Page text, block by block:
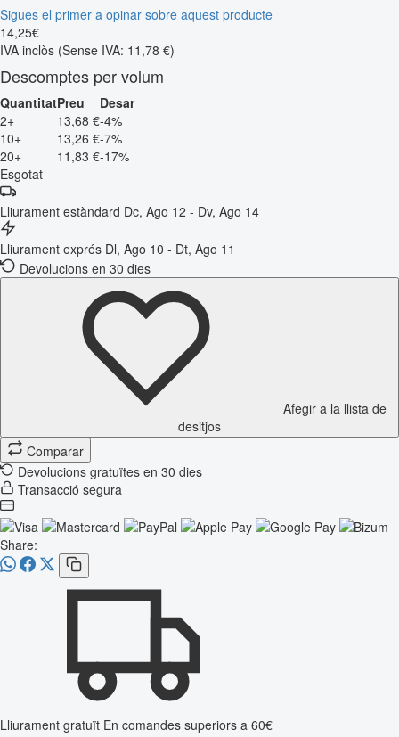
Sigues el primer a opinar sobre aquest producte
14,25€
IVA inclòs (Sense IVA: 11,78 €)
Descomptes per volum
QuantitatPreu
Desar
2+
13,68 €-4%
10+
13,26 €-7%
20+
11,83 €-17%
Esgotat
Lliurament estàndard Dc, Ago 12 - Dv, Ago 14
Lliurament exprés Dl, Ago 10 - Dt, Ago 11
Devolucions en 30 dies
Afegir a la llista de
desitjos
Comparar
Devolucions gratuïtes en 30 dies
Transacció segura
Share:
Lliurament gratuït En comandes superiors a 60€